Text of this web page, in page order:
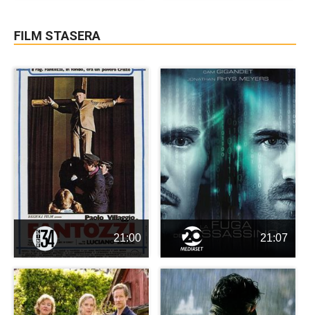
FILM STASERA
21:00 21:07